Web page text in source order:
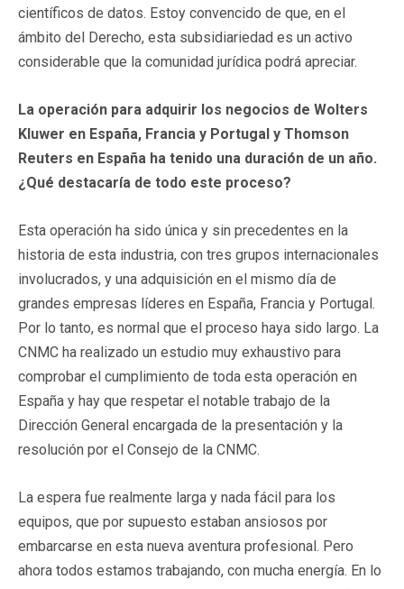
científicos de datos. Estoy convencido de que, en el
ámbito del Derecho, esta subsidiariedad es un activo
considerable que la comunidad jurídica podrá apreciar.
La operación para adquirir los negocios de Wolters
Kluwer en España, Francia y Portugal y Thomson
Reuters en España ha tenido una duración de un año.
¿Qué destacaría de todo este proceso?
Esta operación ha sido única y sin precedentes en la
historia de esta industria, con tres grupos internacionales
involucrados, y una adquisición en el mismo día de
grandes empresas líderes en España, Francia y Portugal.
Por lo tanto, es normal que el proceso haya sido largo. La
CNMC ha realizado un estudio muy exhaustivo para
comprobar el cumplimiento de toda esta operación en
España y hay que respetar el notable trabajo de la
Dirección General encargada de la presentación y la
resolución por el Consejo de la CNMC.
La espera fue realmente larga y nada fácil para los
equipos, que por supuesto estaban ansiosos por
embarcarse en esta nueva aventura profesional. Pero
ahora todos estamos trabajando, con mucha energía. En lo